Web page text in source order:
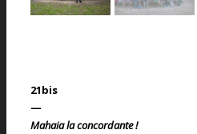
21bis
—
Mahaia la concordante !